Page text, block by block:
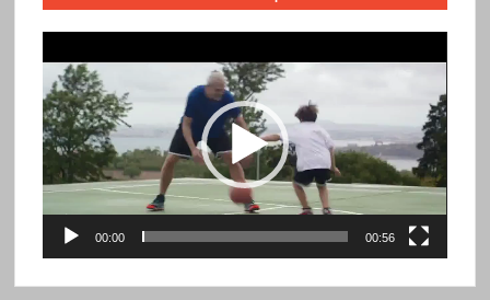
de
vídeo
00:00 00:56